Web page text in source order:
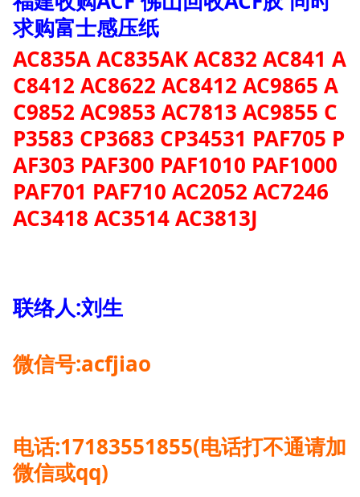
求购富士感压纸
AC835A AC835AK AC832 AC841 A
C8412 AC8622 AC8412 AC9865 A
C9852 AC9853 AC7813 AC9855 C
P3583 CP3683 CP34531 PAF705 P
AF303 PAF300 PAF1010 PAF1000
PAF701 PAF710 AC2052 AC7246
AC3418 AC3514 AC3813J
联络人:刘生
微信号:acfjiao
电话:17183551855(电话打不通请加
微信或qq)